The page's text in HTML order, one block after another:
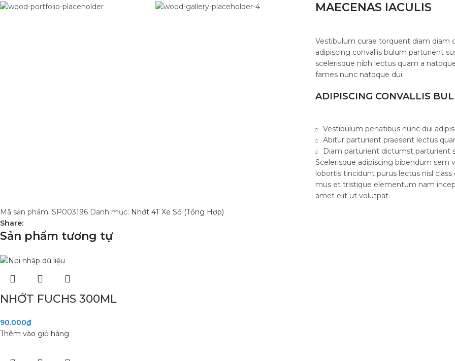
MAECENAS IACULIS
Vestibulum curae torquent diam diam
adipiscing convallis bulum parturient
scelerisque nibh lectus quam a
fames nunc natoque dui.
ADIPISCING CONVALLIS
Vestibulum penatibus nunc dui
Abitur parturient praesent lectus
Diam parturient dictumst parturient
Scelerisque adipiscing bibendum sem
lobortis tincidunt purus lectus nisl
mus et tristique elementum nam
amet elit ut volutpat.
Mã sản phẩm: SP003196 Danh mục: Nhớt 4T Xe Số (Tổng Hợp)
Share:
Sản phẩm tương tự
NHỚT FUCHS 300ML
90.000₫
Thêm vào giỏ hàng